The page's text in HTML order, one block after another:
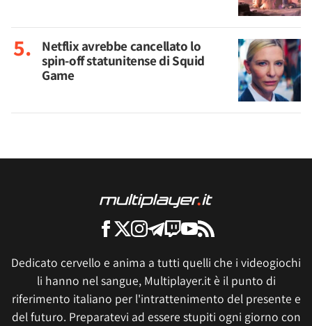
Netflix avrebbe cancellato lo
spin-off statunitense di Squid
Game
Dedicato cervello e anima a tutti quelli che i videogiochi
li hanno nel sangue, Multiplayer.it è il punto di
riferimento italiano per l'intrattenimento del presente e
del futuro. Preparatevi ad essere stupiti ogni giorno con